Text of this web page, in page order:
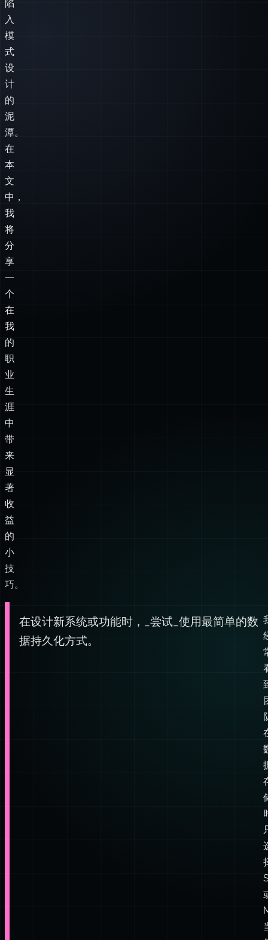
设
计
的
泥
潭。
在
本
文
中，
我
将
分
享
一
个
在
我
职
业
生
涯
中
带
来
显
著
收
益
的
小
技
巧。